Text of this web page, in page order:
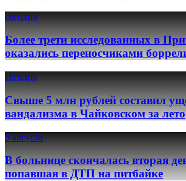
сегодня
Более трети исследованных в
оказались переносчиками
сегодня
Свыше 5 млн рублей составил
вандализма в Чайковском за лето
5 августа
В больнице скончалась вторая
попавшая в ДТП на питбайке